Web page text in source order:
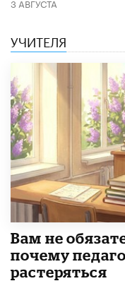
3 АВГУСТА
УЧИТЕЛЯ
​Вам не
почему
растеряться